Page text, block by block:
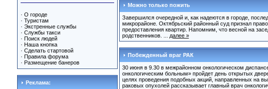
· О городе
· Туристам
· Экстренные службы
· Службы такси
· Поиск людей
· Наша кнопка
· Сделать стартовой
· Правила форума
· Размещение банеров
Реклама:
Можно только пожить
Завершился очередной и, как надеются в городе,
микрорайоне. Октябрьский районный суд признал
предоставления квартир. Напомним, что весной на
родственников. ...
далее »
Побежденный враг РАК
30 июня в 9.30 в межрайонном онкологическом
онкологическим больным» пройдет день открытых
целях проведения подобных акций, направленных на
раковых опухолей рассказывает главный врач